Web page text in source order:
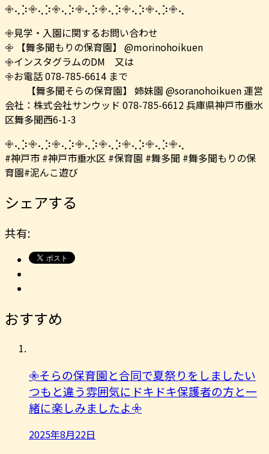
𖧷⢄⡱𖧷⢄⡱𖧷⢄⡱𖧷⢄⡱𖧷⢄⡱𖧷⢄⡱𖧷⢄⡱𖧷⢄
𖧷見学・入園に関するお問い合わせ
𖧷 【舞多聞もりの保育園】 @morinohoikuen
𖧷インスタグラムのDM 又は
𖧷お電話 078-785-6614 まで
【舞多聞そらの保育園】 姉妹園 @soranohoikuen 運営
会社：株式会社サンウッド 078-785-6612 兵庫県神戸市垂水
区舞多聞西6-1-3
𖧷⢄⡱𖧷⢄⡱𖧷⢄⡱𖧷⢄⡱𖧷⢄⡱𖧷⢄⡱𖧷⢄⡱𖧷⢄
#神戸市 #神戸市垂水区 #保育園 #舞多聞 #舞多聞もりの保
育園#泥んこ遊び
シェアする
共有:
おすすめ
𖧷そらの保育園と合同で夏祭りをしましたい
つもと違う雰囲気にドキドキ保護者の方と一
緒に楽しみましたよ︎𖧷
2025年8月22日